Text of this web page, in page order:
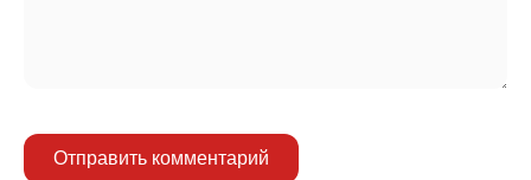
Отправить комментарий